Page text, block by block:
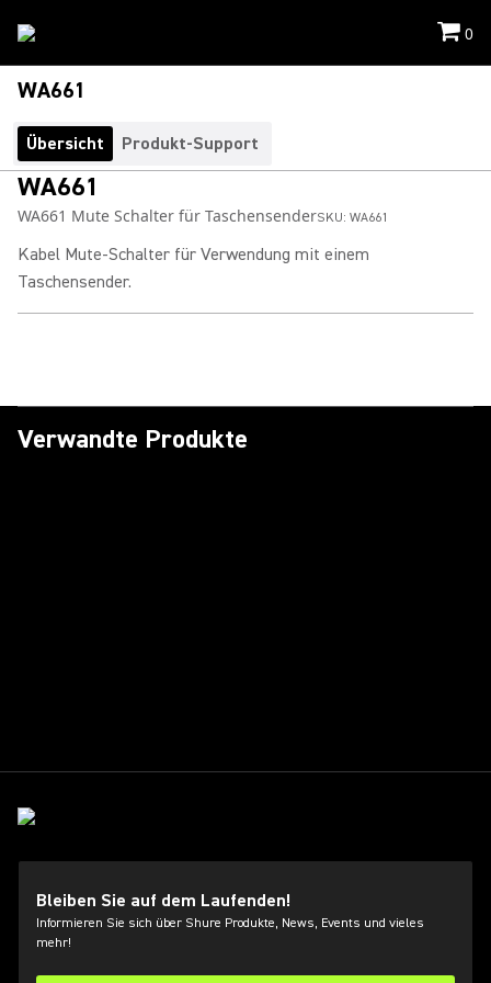
0
WA661
Übersicht Produkt-Support
WA661
WA661 Mute Schalter für TaschensenderSKU: WA661
Kabel Mute-Schalter für Verwendung mit einem
Taschensender.
Verwandte Produkte
Bleiben Sie auf dem Laufenden!
Informieren Sie sich über Shure Produkte, News, Events und vieles
mehr!